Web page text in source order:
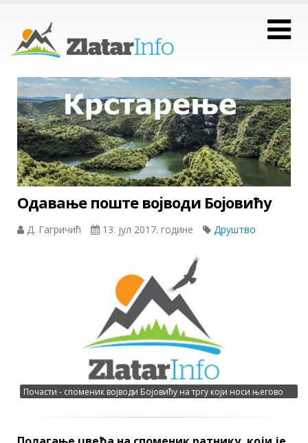
Одавање поште војводи Бојовићу
Д. Гагричић 13. јул 2017. године Друштво
Почасти - споменик војводи Бојовићу на тргу који носи његово